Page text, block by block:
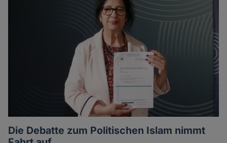
Die Debatte zum Politischen Islam nimmt